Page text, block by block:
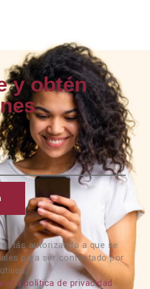
y obtén
autorizando a que se
para ser contactado por
política de privacidad